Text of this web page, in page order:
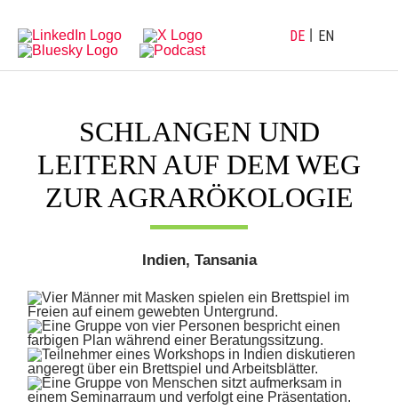
Hauptnavigation
Inhalt
DE EN
SCHLANGEN UND
LEITERN AUF DEM WEG
ZUR AGRARÖKOLOGIE
Indien, Tansania